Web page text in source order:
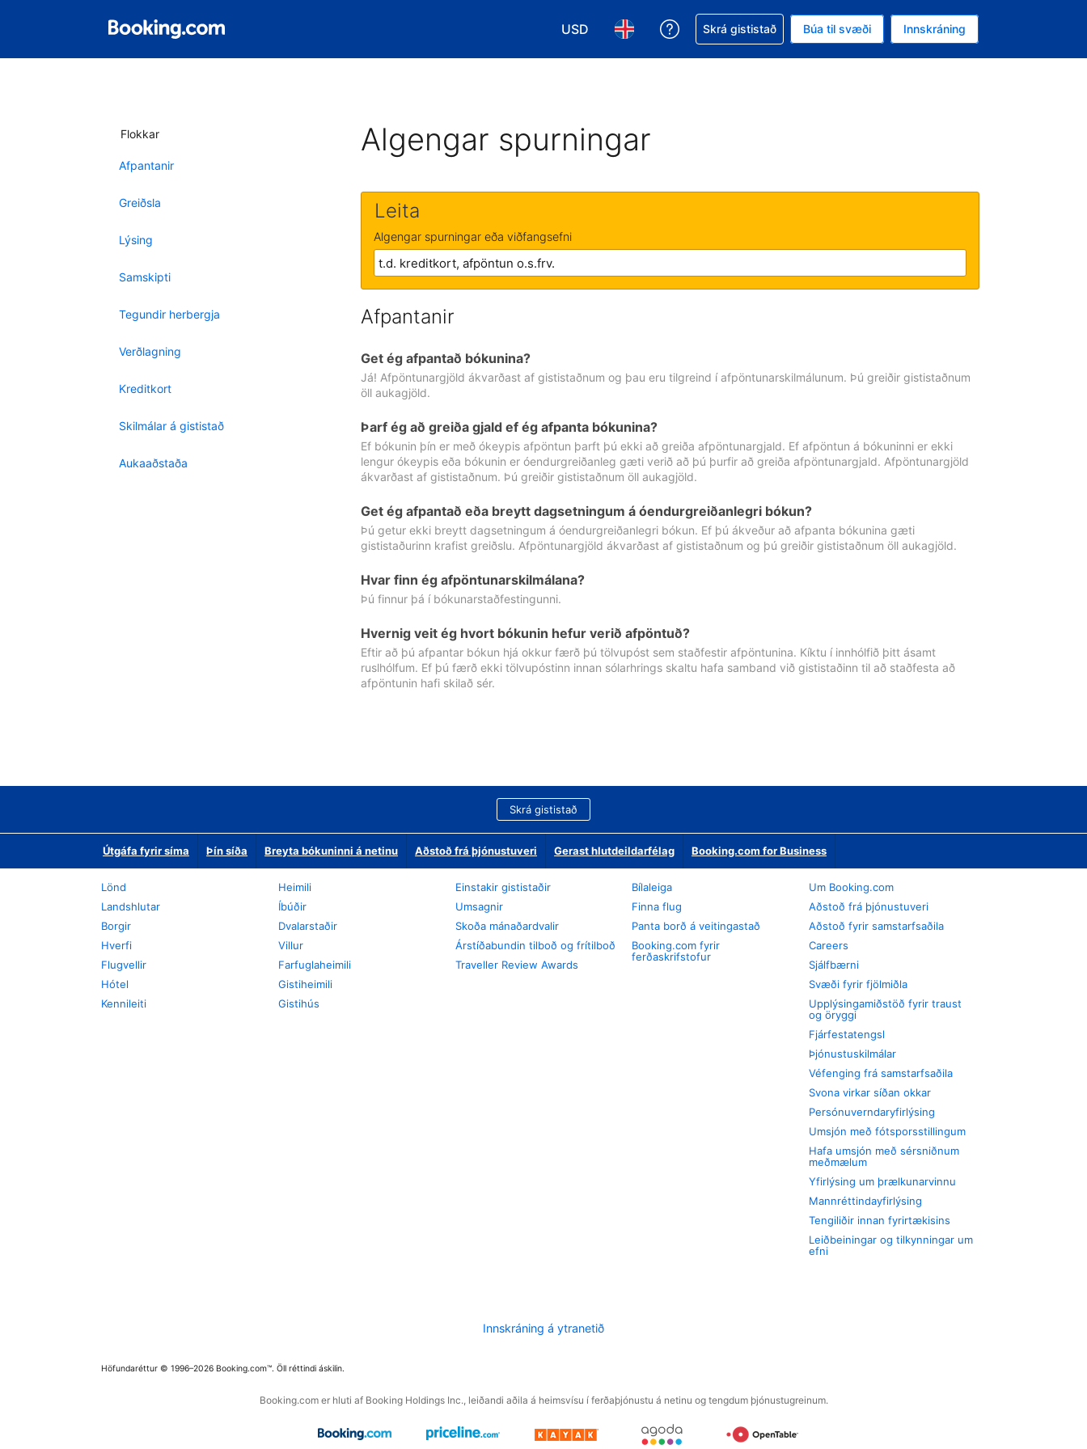
USD
Veldu gjaldmiðil. Í augnablikinu er gjaldmiðillinn Bandaríkjadalur
Veldu þitt tungumál. Í augnablikinu er tungumál þitt Íslensku
Fá aðstoð við bókunina
Skrá gististað Búa til svæði Innskráning
Flokkar
Afpantanir
Greiðsla
Lýsing
Samskipti
Tegundir herbergja
Verðlagning
Kreditkort
Skilmálar á gististað
Aukaaðstaða
Algengar spurningar
Leita
Algengar spurningar eða viðfangsefni
Afpantanir
Get ég afpantað bókunina?
Já! Afpöntunargjöld ákvarðast af gististaðnum og þau eru tilgreind í afpöntunarskilmálunum. Þú greiðir gististaðnum
öll aukagjöld.
Þarf ég að greiða gjald ef ég afpanta bókunina?
Ef bókunin þín er með ókeypis afpöntun þarft þú ekki að greiða afpöntunargjald. Ef afpöntun á bókuninni er ekki
lengur ókeypis eða bókunin er óendurgreiðanleg gæti verið að þú þurfir að greiða afpöntunargjald. Afpöntunargjöld
ákvarðast af gististaðnum. Þú greiðir gististaðnum öll aukagjöld.
Get ég afpantað eða breytt dagsetningum á óendurgreiðanlegri bókun?
Þú getur ekki breytt dagsetningum á óendurgreiðanlegri bókun. Ef þú ákveður að afpanta bókunina gæti
gististaðurinn krafist greiðslu. Afpöntunargjöld ákvarðast af gististaðnum og þú greiðir gististaðnum öll aukagjöld.
Hvar finn ég afpöntunarskilmálana?
Þú finnur þá í bókunarstaðfestingunni.
Hvernig veit ég hvort bókunin hefur verið afpöntuð?
Eftir að þú afpantar bókun hjá okkur færð þú tölvupóst sem staðfestir afpöntunina. Kíktu í innhólfið þitt ásamt
ruslhólfum. Ef þú færð ekki tölvupóstinn innan sólarhrings skaltu hafa samband við gististaðinn til að staðfesta að
afpöntunin hafi skilað sér.
Skrá gististað
Útgáfa fyrir síma Þín síða Breyta bókuninni á netinu Aðstoð frá þjónustuveri Gerast hlutdeildarfélag Booking.com for Business
Lönd
Landshlutar
Borgir
Hverfi
Flugvellir
Hótel
Kennileiti
Heimili
Íbúðir
Dvalarstaðir
Villur
Farfuglaheimili
Gistiheimili
Gistihús
Einstakir gististaðir
Umsagnir
Skoða mánaðardvalir
Árstíðabundin tilboð og frítilboð
Traveller Review Awards
Bílaleiga
Finna flug
Panta borð á veitingastað
Booking.com fyrir
ferðaskrifstofur
Um Booking.com
Aðstoð frá þjónustuveri
Aðstoð fyrir samstarfsaðila
Careers
Sjálfbærni
Svæði fyrir fjölmiðla
Upplýsingamiðstöð fyrir traust
og öryggi
Fjárfestatengsl
Þjónustuskilmálar
Véfenging frá samstarfsaðila
Svona virkar síðan okkar
Persónuverndaryfirlýsing
Umsjón með fótsporsstillingum
Hafa umsjón með sérsniðnum
meðmælum
Yfirlýsing um þrælkunarvinnu
Mannréttindayfirlýsing
Tengiliðir innan fyrirtækisins
Leiðbeiningar og tilkynningar um
efni
Innskráning á ytranetið
Höfundaréttur © 1996–2026 Booking.com™. Öll réttindi áskilin.
Booking.com er hluti af Booking Holdings Inc., leiðandi aðila á heimsvísu í ferðaþjónustu á netinu og tengdum þjónustugreinum.